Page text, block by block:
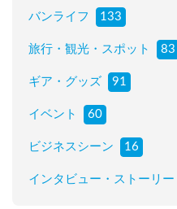
バンライフ 133
旅行・観光・スポット 83
ギア・グッズ 91
イベント 60
ビジネスシーン 16
インタビュー・ストーリー